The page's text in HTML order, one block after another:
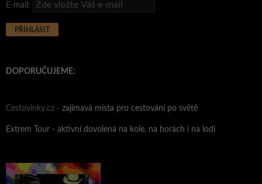
E-mail:
DOPORUČUJEME:
Cestovinky.cz - zajímavá místa pro cestování po světě
Extrem Tour - aktivní dovolená na kole, na horách i na lodi